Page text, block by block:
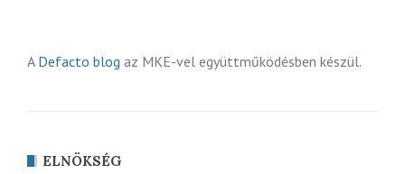
A Defacto blog az MKE-vel együttműködésben készül.
ELNÖKSÉG